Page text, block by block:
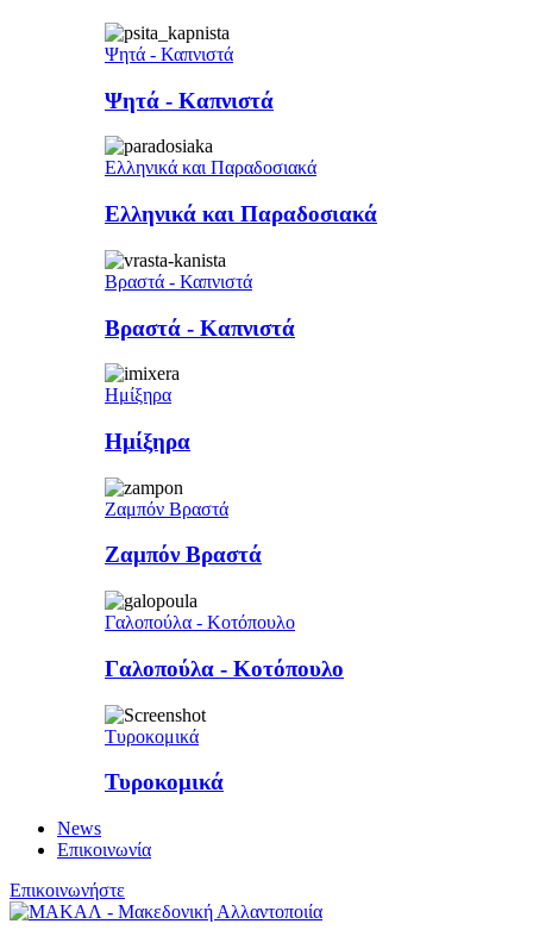
Ψητά - Καπνιστά
Ψητά - Καπνιστά
Ελληνικά και Παραδοσιακά
Ελληνικά και Παραδοσιακά
Βραστά - Καπνιστά
Βραστά - Καπνιστά
Ημίξηρα
Ημίξηρα
Ζαμπόν Βραστά
Ζαμπόν Βραστά
Γαλοπούλα - Κοτόπουλο
Γαλοπούλα - Κοτόπουλο
Τυροκομικά
Τυροκομικά
News
Επικοινωνία
Επικοινωνήστε